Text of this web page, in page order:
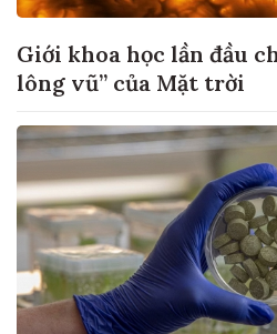
Giới khoa học lần đầu
lông vũ” của Mặt trời